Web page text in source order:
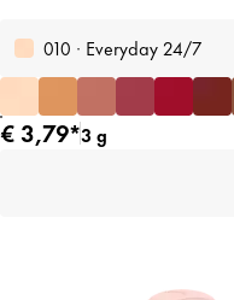
010 · Everyday 24/7
€ 3,79*3 g